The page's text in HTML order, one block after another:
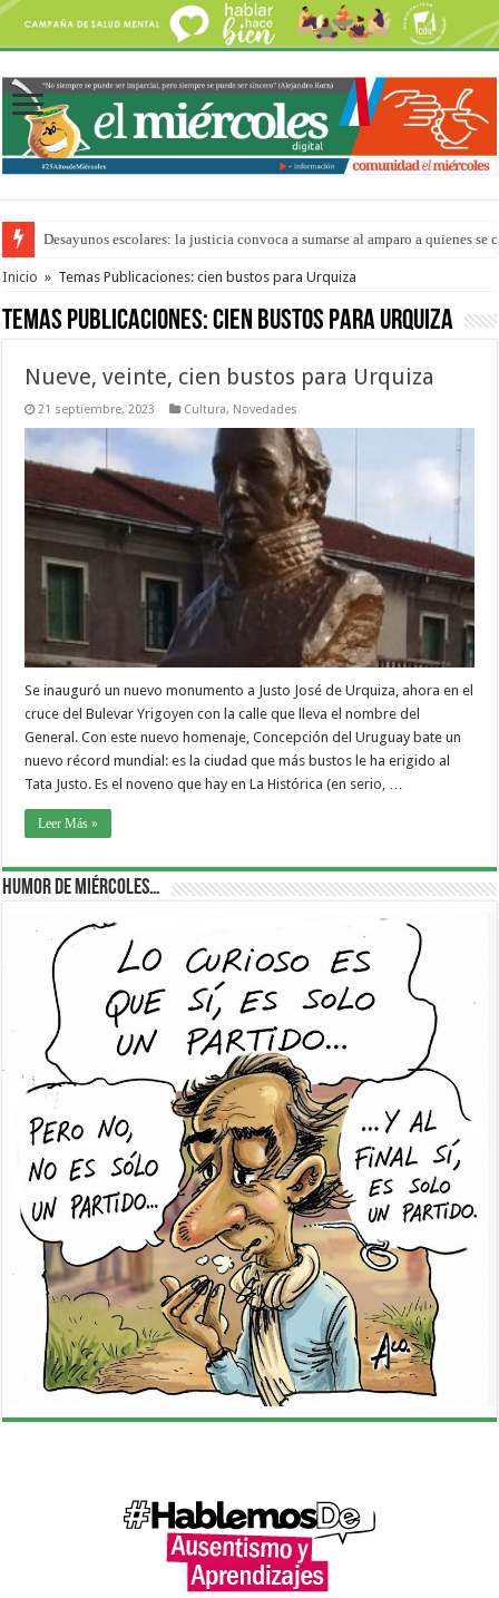
Desayunos escolares: la justicia convoca a sumarse al amparo a quienes se
“La Feria en tu Barrio” para agostocon sus días y horarios
Inicio » Temas Publicaciones: cien bustos para Urquiza
Temas Publicaciones:cien bustos para Urquiza
Nueve, veinte, cien bustos para Urquiza
21 septiembre, 2023 Cultura, Novedades
Se inauguró un nuevo monumento a Justo José de Urquiza, ahora en el
cruce del Bulevar Yrigoyen con la calle que lleva el nombre del
General. Con este nuevo homenaje, Concepción del Uruguay bate un
nuevo récord mundial: es la ciudad que más bustos le ha erigido al
Tata Justo. Es el noveno que hay en La Histórica (en serio, …
Leer Más »
Humor de Miércoles…